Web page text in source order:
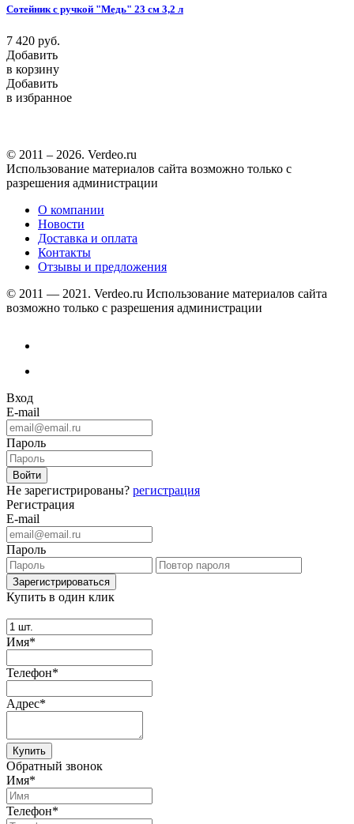
Сотейник с ручкой "Медь" 23 см 3,2 л
7 420 руб.
Добавить
в корзину
Добавить
в избранное
© 2011 – 2026. Verdeo.ru
Использование материалов сайта возможно только с
разрешения администрации
О компании
Новости
Доставка и оплата
Контакты
Отзывы и предложения
© 2011 — 2021. Verdeo.ru Использование материалов сайта
возможно только с разрешения администрации
Вход
E-mail
Пароль
Не зарегистрированы? регистрация
Регистрация
E-mail
Пароль
Купить в один клик
Имя*
Телефон*
Адрес*
Купить
Обратный звонок
Имя*
Телефон*